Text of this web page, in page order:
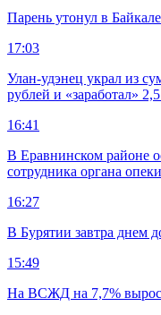
Парень утонул в Байкале
17:03
Улан-удэнец украл из
рублей и «заработал»
16:41
В Еравнинском районе
сотрудника органа опеки
16:27
В Бурятии завтра днем
15:49
На ВСЖД на 7,7%